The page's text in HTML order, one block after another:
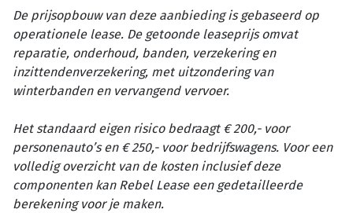
De prijsopbouw van deze aanbieding is gebaseerd op
operationele lease. De getoonde leaseprijs omvat
reparatie, onderhoud, banden, verzekering en
inzittendenverzekering, met uitzondering van
winterbanden en vervangend vervoer.
Het standaard eigen risico bedraagt € 200,- voor
personenauto’s en € 250,- voor bedrijfswagens. Voor een
volledig overzicht van de kosten inclusief deze
componenten kan Rebel Lease een gedetailleerde
berekening voor je maken.